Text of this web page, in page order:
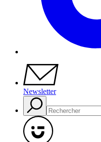
Newsletter